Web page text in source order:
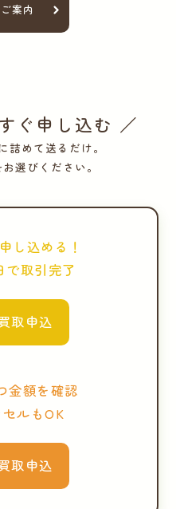
案内
ぐ申し込む ／
詰めて送るだけ。
選びください。
し込める！
で取引完了
取申込
金額を確認
ルもOK
取申込